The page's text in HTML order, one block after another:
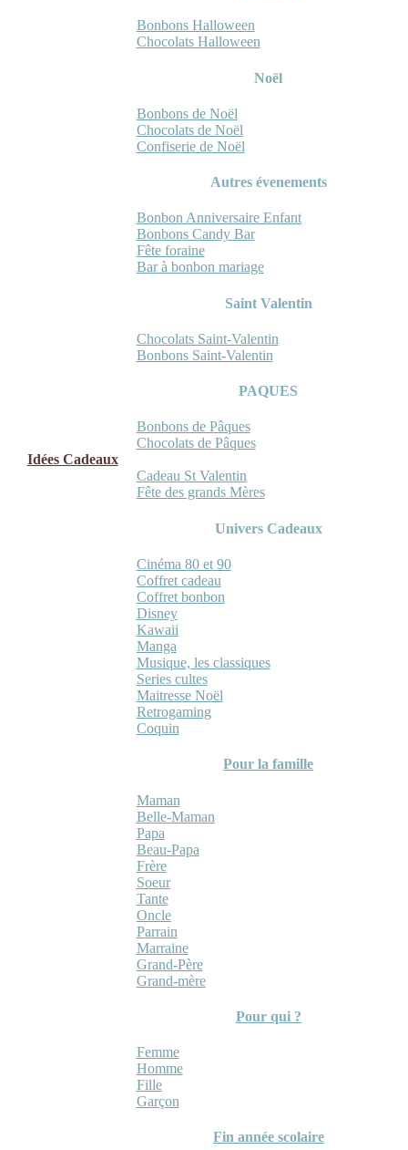
Bonbons Halloween
Chocolats Halloween
Noël
Bonbons de Noël
Chocolats de Noël
Confiserie de Noël
Autres évenements
Bonbon Anniversaire Enfant
Bonbons Candy Bar
Fête foraine
Bar à bonbon mariage
Saint Valentin
Chocolats Saint-Valentin
Bonbons Saint-Valentin
PAQUES
Bonbons de Pâques
Chocolats de Pâques
Idées Cadeaux
Cadeau St Valentin
Fête des grands Mères
Univers Cadeaux
Cinéma 80 et 90
Coffret cadeau
Coffret bonbon
Disney
Kawaii
Manga
Musique, les classiques
Series cultes
Maitresse Noël
Retrogaming
Coquin
Pour la famille
Maman
Belle-Maman
Papa
Beau-Papa
Frère
Soeur
Tante
Oncle
Parrain
Marraine
Grand-Père
Grand-mère
Pour qui ?
Femme
Homme
Fille
Garçon
Fin année scolaire